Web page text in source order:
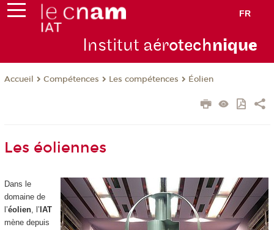
FR
Institut aérotechnique
Accueil Compétences Les compétences Éolien
Les éoliennes
Dans le
domaine de
l’éolien, l’ IAT
mène depuis